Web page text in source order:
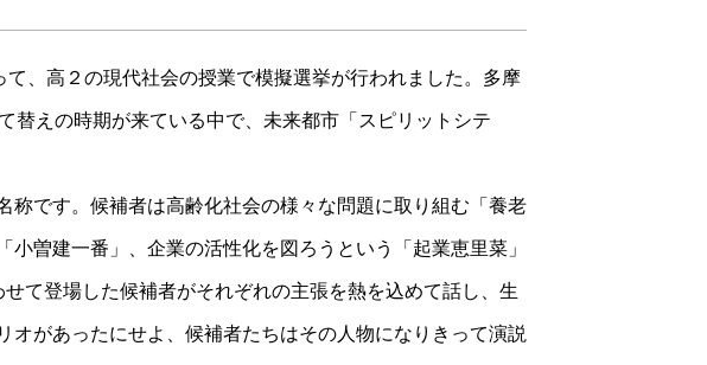
、高２の現代社会の授業で模擬選挙が行われました。多摩
替えの時期が来ている中で、未来都市「スピリットシテ
称です。候補者は高齢化社会の様々な問題に取り組む「養老
曽建一番」、企業の活性化を図ろうという「起業恵里菜」
て登場した候補者がそれぞれの主張を熱を込めて話し、生
があったにせよ、候補者たちはその人物になりきって演説